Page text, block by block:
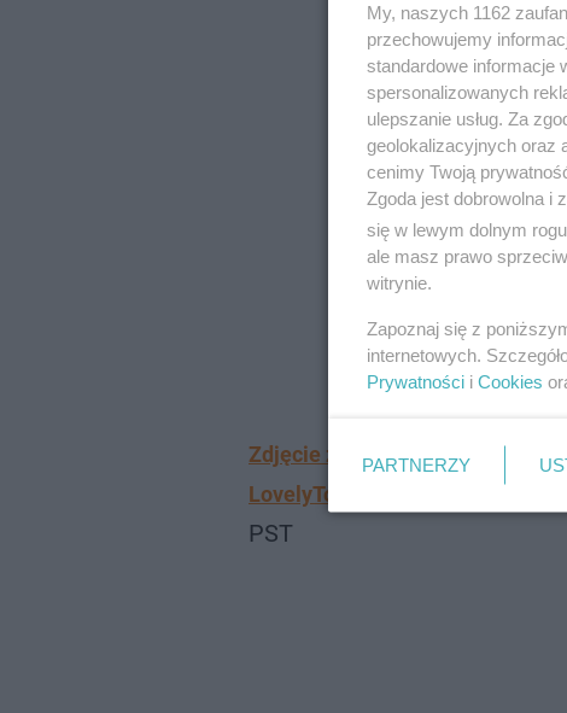
Zdjęcie zamieszczone przez
PST
My, naszych 1162
przechowujemy
standardowe informacje
spersonalizowanych
ulepszanie usług. Za
geolokalizacyjnych oraz
cenimy Twoją
Zgoda jest dobrowolna i
się w lewym dolnym
ale masz prawo
witrynie.
Zapoznaj się z
internetowych.
Prywatności i Cookies
PARTNERZY